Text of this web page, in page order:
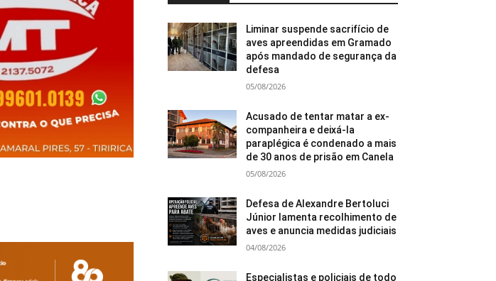
Liminar suspende sacrifício de
aves apreendidas em Gramado
após mandado de segurança da
defesa
05/08/2026
Acusado de tentar matar a ex-
companheira e deixá-la
paraplégica é condenado a mais
de 30 anos de prisão em Canela
05/08/2026
Defesa de Alexandre Bertoluci
Júnior lamenta recolhimento de
aves e anuncia medidas judiciais
04/08/2026
Especialistas e policiais de todo